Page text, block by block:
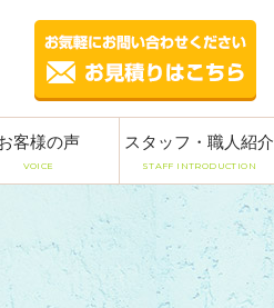
客様の声
VOICE
スタッフ・職人紹介
STAFF INTRODUCTION